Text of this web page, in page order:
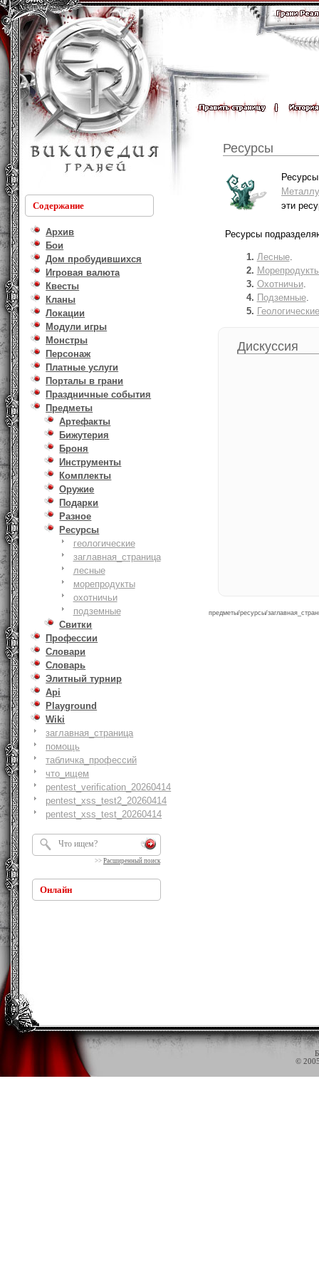
Содержание
Архив
Бои
Дом пробудившихся
Игровая валюта
Квесты
Кланы
Локации
Модули игры
Монстры
Персонаж
Платные услуги
Порталы в грани
Праздничные события
Предметы
Артефакты
Бижутерия
Броня
Инструменты
Комплекты
Оружие
Подарки
Разное
Ресурсы
геологические
заглавная_страница
лесные
морепродукты
охотничьи
подземные
Свитки
Профессии
Словари
Словарь
Элитный турнир
Api
Playground
Wiki
заглавная_страница
помощь
табличка_профессий
что_ищем
pentest_verification_20260414
pentest_xss_test2_20260414
pentest_xss_test_20260414
>> Расширенный поиск
Онлайн
Ресурсы
эти
Ресурсы
Лесные.
Охотничьи.
Подземные.
Геологические
Дискуссия
предметы/ресурсы/
©